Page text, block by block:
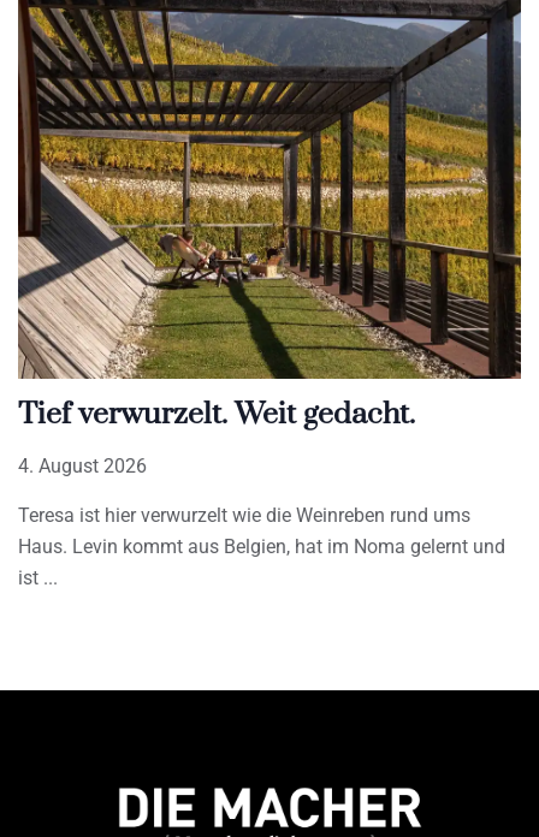
Tief verwurzelt. Weit gedacht.
4. August 2026
Teresa ist hier verwurzelt wie die Weinreben rund ums
Haus. Levin kommt aus Belgien, hat im Noma gelernt und
ist